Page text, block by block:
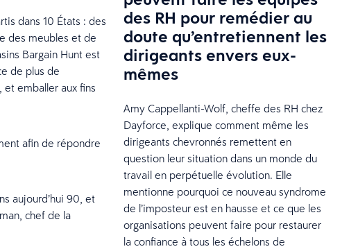
dans 10 États : des
des meubles et de
Bargain Hunt est
de plus de
et emballer aux fins
afin de répondre
aujourd’hui 90, et
chef de la
des RH pour remédier au
doute qu’entretiennent les
dirigeants envers eux-
mêmes
Amy Cappellanti-Wolf, cheffe des RH chez
Dayforce, explique comment même les
dirigeants chevronnés remettent en
question leur situation dans un monde du
travail en perpétuelle évolution. Elle
mentionne pourquoi ce nouveau syndrome
de l’imposteur est en hausse et ce que les
organisations peuvent faire pour restaurer
la confiance à tous les échelons de